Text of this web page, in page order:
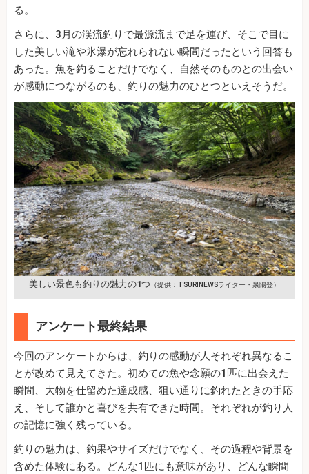
る。
さらに、3月の渓流釣りで最源流まで足を運び、そこで目に
した美しい滝や氷瀑が忘れられない瞬間だったという回答も
あった。魚を釣ることだけでなく、自然そのものとの出会い
が感動につながるのも、釣りの魅力のひとつといえそうだ。
美しい景色も釣りの魅力の1つ （提供：TSURINEWSライター・泉陽登）
アンケート最終結果
今回のアンケートからは、釣りの感動が人それぞれ異なるこ
とが改めて見えてきた。初めての魚や念願の1匹に出会えた
瞬間、大物を仕留めた達成感、狙い通りに釣れたときの手応
え、そして誰かと喜びを共有できた時間。それぞれが釣り人
の記憶に強く残っている。
釣りの魅力は、釣果やサイズだけでなく、その過程や背景を
含めた体験にある。どんな1匹にも意味があり、どんな瞬間